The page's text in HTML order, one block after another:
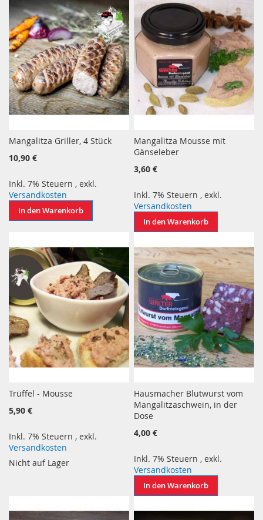
Mangalitza Griller, 4 Stück
10,90 €
Inkl. 7% Steuern , exkl.
Versandkosten
In den Warenkorb
Mangalitza Mousse mit
Gänseleber
3,60 €
Inkl. 7% Steuern ,exkl.
Versandkosten
In den Warenkorb
Trüffel - Mousse
5,90 €
Inkl. 7% Steuern , exkl.
Versandkosten
Nicht auf Lager
Hausmacher Blutwurst vom
Mangalitzaschwein, in der
Dose
4,00 €
Inkl. 7% Steuern ,exkl.
Versandkosten
In den Warenkorb